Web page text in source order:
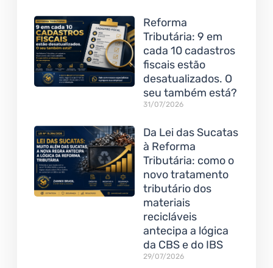
Reforma
Tributária: 9 em
cada 10 cadastros
fiscais estão
desatualizados. O
seu também está?
31/07/2026
Da Lei das Sucatas
à Reforma
Tributária: como o
novo tratamento
tributário dos
materiais
recicláveis
antecipa a lógica
da CBS e do IBS
29/07/2026